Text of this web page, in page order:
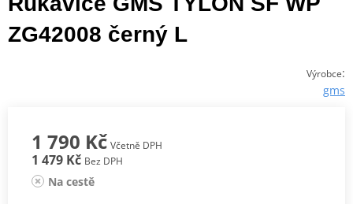
ZG42008 černý L
Výrobce:
gms
1 790 Kč Včetně DPH
1 479 Kč Bez DPH
Na cestě